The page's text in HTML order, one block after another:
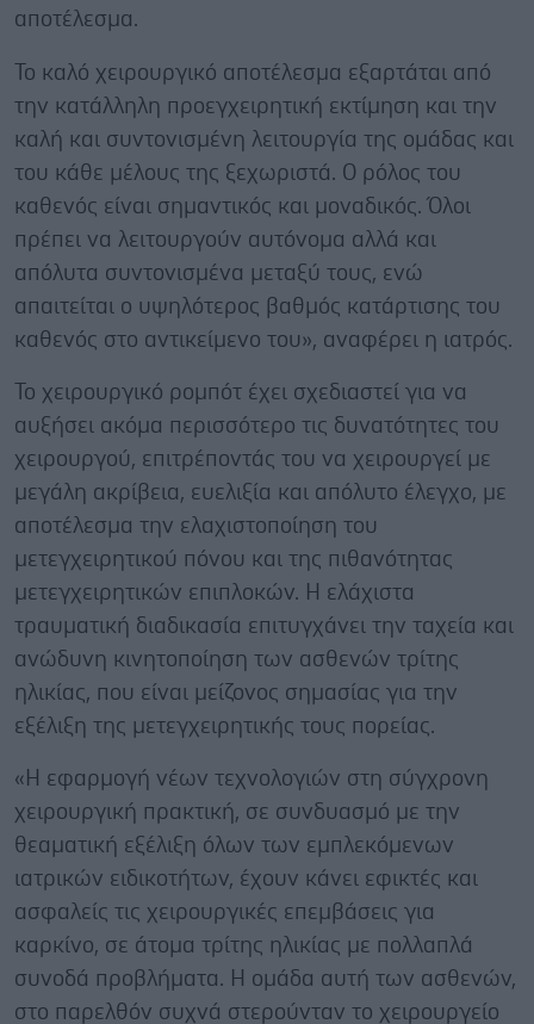
αποτέλεσμα.
Το καλό χειρουργικό αποτέλεσμα εξαρτάται από
την κατάλληλη προεγχειρητική εκτίμηση και την
καλή και συντονισμένη λειτουργία της ομάδας και
του κάθε μέλους της ξεχωριστά. Ο ρόλος του
καθενός είναι σημαντικός και μοναδικός. Όλοι
πρέπει να λειτουργούν αυτόνομα αλλά και
απόλυτα συντονισμένα μεταξύ τους, ενώ
απαιτείται ο υψηλότερος βαθμός κατάρτισης του
καθενός στο αντικείμενο του», αναφέρει η ιατρός.
Το χειρουργικό ρομπότ έχει σχεδιαστεί για να
αυξήσει ακόμα περισσότερο τις δυνατότητες του
χειρουργού, επιτρέποντάς του να χειρουργεί με
μεγάλη ακρίβεια, ευελιξία και απόλυτο έλεγχο, με
αποτέλεσμα την ελαχιστοποίηση του
μετεγχειρητικού πόνου και της πιθανότητας
μετεγχειρητικών επιπλοκών. Η ελάχιστα
τραυματική διαδικασία επιτυγχάνει την ταχεία και
ανώδυνη κινητοποίηση των ασθενών τρίτης
ηλικίας, που είναι μείζονος σημασίας για την
εξέλιξη της μετεγχειρητικής τους πορείας.
«Η εφαρμογή νέων τεχνολογιών στη σύγχρονη
χειρουργική πρακτική, σε συνδυασμό με την
θεαματική εξέλιξη όλων των εμπλεκόμενων
ιατρικών ειδικοτήτων, έχουν κάνει εφικτές και
ασφαλείς τις χειρουργικές επεμβάσεις για
καρκίνο, σε άτομα τρίτης ηλικίας με πολλαπλά
συνοδά προβλήματα. Η ομάδα αυτή των ασθενών,
στο παρελθόν συχνά στερούνταν το χειρουργείο